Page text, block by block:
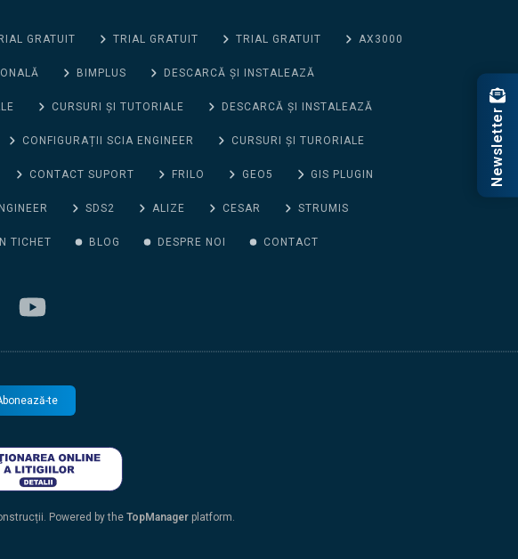
GRATUIT TRIAL GRATUIT TRIAL GRATUIT AX3000
BIMPLUS DESCARCĂ ȘI INSTALEAZĂ
CURSURI ȘI TUTORIALE DESCARCĂ ȘI INSTALEAZĂ
CONFIGURAȚII SCIA ENGINEER CURSURI ȘI TURORIALE
CONTACT SUPORT FRILO GEO5 GIS PLUGIN
SDS2 ALIZE CESAR STRUMIS
TICHET BLOG DESPRE NOI CONTACT
te
Powered by the TopManager platform.
Newsletter